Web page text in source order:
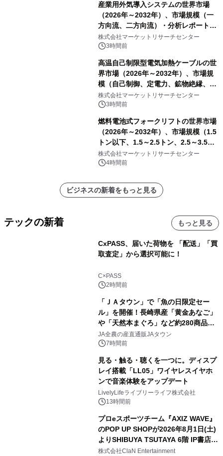
産業用外気導入システムの世界市場
（2026年～2032年）、市場規模（一
方向流、二方向流）・分析レポートを
発表
株式会社マーケットリサーチセンター
3時間前
高温自己制限型電気加熱ケーブルの世
界市場（2026年～2032年）、市場規
模（自己制御、定電力、鉱物絶縁、表
皮効果）・分析レポートを発表
株式会社マーケットリサーチセンター
3時間前
燃料電池式フォークリフトの世界市場
（2026年～2032年）、市場規模（1.5
トン以下、1.5～2.5トン、2.5～3.5ト
ン、3.5～5.0トン、その他）・分析レ
ポートを発表
株式会社マーケットリサーチセンター
4時間前
ビジネスの新着をもっと見る
テックの新着 もっと見る
CxPASS、届いた荷物を 「配送」「買
取査定」から選択可能に！
C×PASS
2時間前
「ＪＡタウン」で「魚の日限定セー
ル」を開催！長崎県産「黄金あなご」
や「天然本まぐろ」など約280商品を
販売！～毎月１０日の定例企画～
JA全農の産直通販JAタウン
7時間前
見る・触る・聴くを一つに。ディスプ
レイ搭載「LL05」ワイヤレスイヤホ
ンで音楽体験をアップデート
LivelyLifeライブリーライフ株式会社
13時間前
プロeスポーツチーム『AXIZ WAVE』
のPOP UP SHOPが2026年8月1日(土)
よりSHIBUYA TSUTAYA 6階 IP書店で
開催決定！！
株式会社ClaN Entertainment